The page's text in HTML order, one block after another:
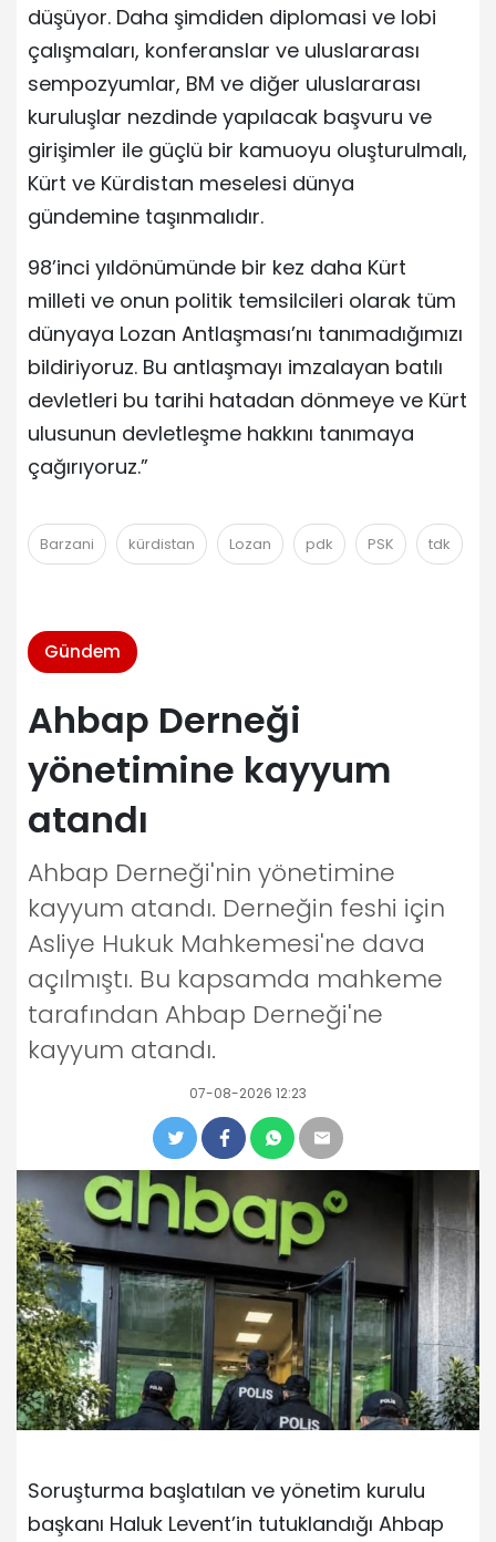
düşüyor. Daha şimdiden diplomasi ve lobi
çalışmaları, konferanslar ve uluslararası
sempozyumlar, BM ve diğer uluslararası
kuruluşlar nezdinde yapılacak başvuru ve
girişimler ile güçlü bir kamuoyu oluşturulmalı,
Kürt ve Kürdistan meselesi dünya
gündemine taşınmalıdır.
98’inci yıldönümünde bir kez daha Kürt
milleti ve onun politik temsilcileri olarak tüm
dünyaya Lozan Antlaşması’nı tanımadığımızı
bildiriyoruz. Bu antlaşmayı imzalayan batılı
devletleri bu tarihi hatadan dönmeye ve Kürt
ulusunun devletleşme hakkını tanımaya
çağırıyoruz.”
Barzani kürdistan Lozan pdk PSK tdk
Gündem
Ahbap Derneği
yönetimine kayyum
atandı
Ahbap Derneği'nin yönetimine
kayyum atandı. Derneğin feshi için
Asliye Hukuk Mahkemesi'ne dava
açılmıştı. Bu kapsamda mahkeme
tarafından Ahbap Derneği'ne
kayyum atandı.
07-08-2026 12:23
Soruşturma başlatılan ve yönetim kurulu
başkanı Haluk Levent’in tutuklandığı Ahbap